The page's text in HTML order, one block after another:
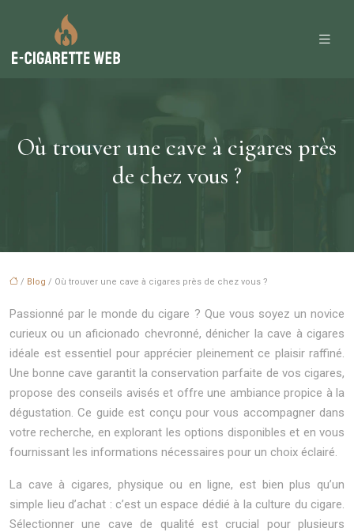
Où trouver une cave à cigares près
de chez vous ?
/ Blog / Où trouver une cave à cigares près de chez vous ?
Passionné par le monde du cigare ? Que vous soyez un novice
curieux ou un aficionado chevronné, dénicher la cave à cigares
idéale est essentiel pour apprécier pleinement ce plaisir raffiné.
Une bonne cave garantit la conservation parfaite de vos cigares,
propose des conseils avisés et offre une ambiance propice à la
dégustation. Ce guide est conçu pour vous accompagner dans
votre recherche, en explorant les options disponibles et en vous
fournissant les informations nécessaires pour un choix éclairé.
La cave à cigares, physique ou en ligne, est bien plus qu’un
simple lieu d’achat : c’est un espace dédié à la culture du cigare.
Sélectionner une cave de qualité est crucial pour plusieurs